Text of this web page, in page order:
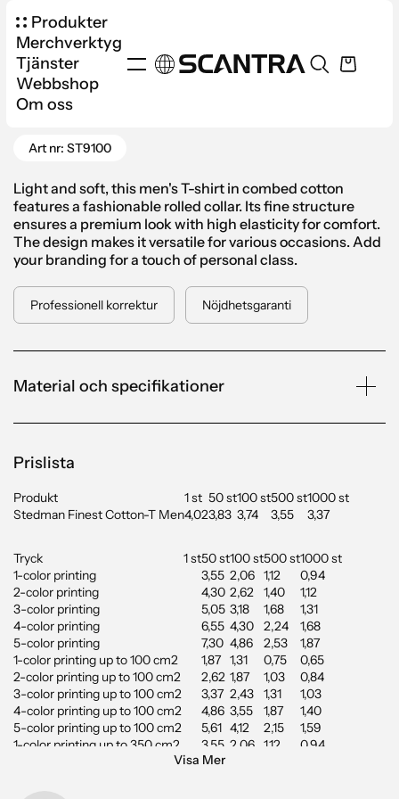
Produkter
Merchverktyg
Tjänster
Webbshop
Om oss
Gå tillbaka
Art nr: ST9100
Light and soft, this men's T-shirt in combed cotton
features a fashionable rolled collar. Its fine structure
ensures a premium look with high elasticity for comfort.
The design makes it versatile for various occasions. Add
your branding for a touch of personal class.
Professionell korrektur Nöjdhetsgaranti
Material och specifikationer
Prislista
Produkt 1 st 50 st100 st500 st1000 st
Stedman Finest Cotton-T Men4,023,83 3,74 3,55 3,37
Tryck 1 st50 st100 st500 st1000 st
1-color printing
3,55 2,06 1,12
0,94
2-color printing
4,30 2,62 1,40
1,12
3-color printing
5,05 3,18 1,68
1,31
4-color printing
6,55 4,30 2,24
1,68
5-color printing
7,30 4,86 2,53
1,87
1-color printing up to 100 cm2
1,87 1,31 0,75
0,65
2-color printing up to 100 cm2
2,62 1,87 1,03
0,84
3-color printing up to 100 cm2
3,37 2,43 1,31
1,03
4-color printing up to 100 cm2
4,86 3,55 1,87
1,40
5-color printing up to 100 cm2
5,61 4,12 2,15
1,59
1-color printing up to 350 cm2
3,55 2,06 1,12
0,94
2-color printing up to 350 cm2
4,30
4-color printing up to 350 cm2
Visa Mer